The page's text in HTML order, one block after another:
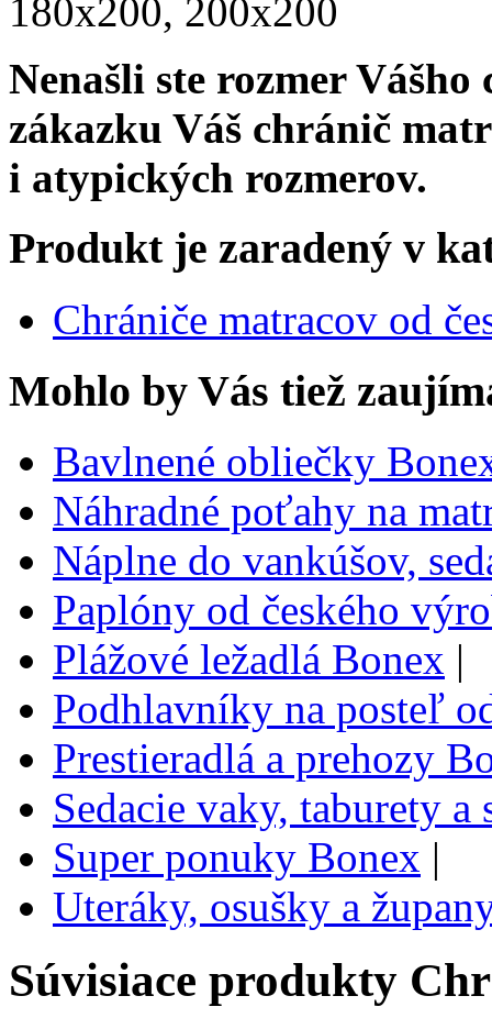
180x200, 200x200
Nenašli ste rozmer
zákazku Váš chránič
i atypických rozmerov.
Produkt je zaradený v
Chrániče matracov od
Mohlo by Vás tiež
Bavlnené obliečky
Náhradné poťahy na
Náplne do vankúšov,
Paplóny od českého
Plážové ležadlá Bonex |
Podhlavníky na posteľ
Prestieradlá a prehozy
Sedacie vaky, taburety a
Super ponuky Bonex |
Uteráky, osušky a
Súvisiace produkty